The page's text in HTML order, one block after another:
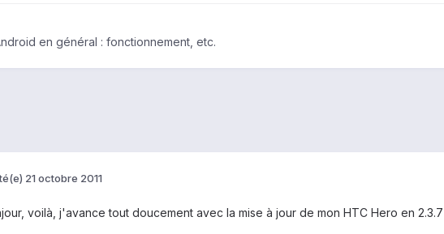
en général : fonctionnement, etc.
21 octobre 2011
voilà, j'avance tout doucement avec la mise à jour de mon HTC Hero en